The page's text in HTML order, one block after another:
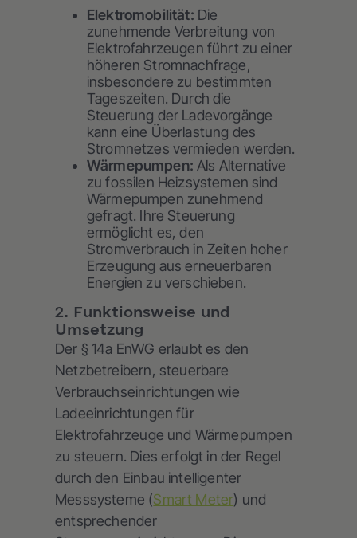
Elektromobilität: Die
zunehmende Verbreitung von
Elektrofahrzeugen führt zu einer
höheren Stromnachfrage,
insbesondere zu bestimmten
Tageszeiten. Durch die
Steuerung der Ladevorgänge
kann eine Überlastung des
Stromnetzes vermieden werden.
Wärmepumpen: Als Alternative
zu fossilen Heizsystemen sind
Wärmepumpen zunehmend
gefragt. Ihre Steuerung
ermöglicht es, den
Stromverbrauch in Zeiten hoher
Erzeugung aus erneuerbaren
Energien zu verschieben.
2. Funktionsweise und
Umsetzung
Der § 14a EnWG erlaubt es den
Netzbetreibern, steuerbare
Verbrauchseinrichtungen wie
Ladeeinrichtungen für
Elektrofahrzeuge und Wärmepumpen
zu steuern. Dies erfolgt in der Regel
durch den Einbau intelligenter
Messsysteme (Smart Meter) und
entsprechender